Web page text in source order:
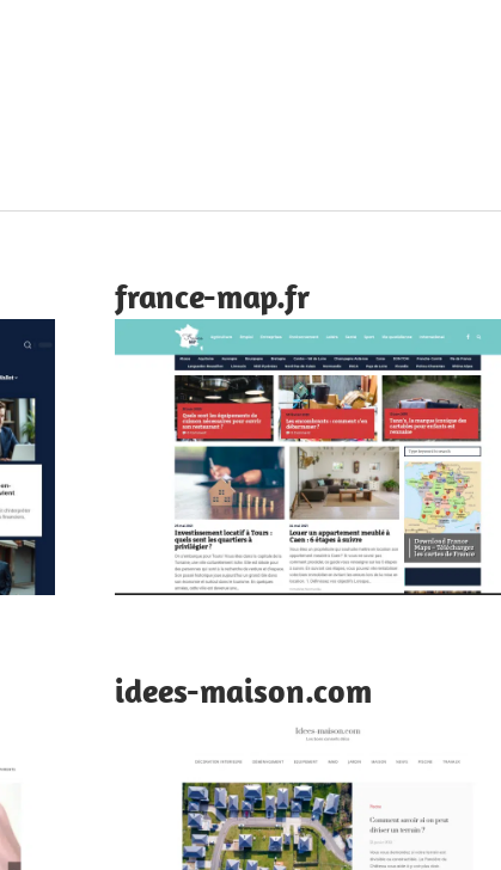
france-map.fr
idees-maison.com